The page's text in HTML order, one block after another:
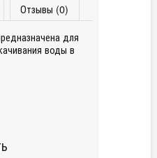
Отзывы (0)
для
воды в